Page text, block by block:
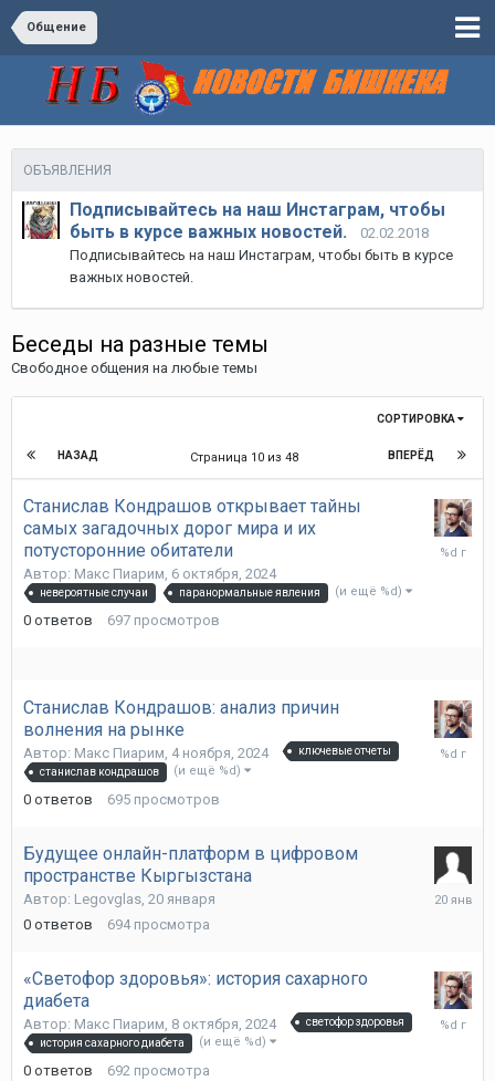
Общение
ОБЪЯВЛЕНИЯ
Подписывайтесь на наш Инстаграм, чтобы
быть в курсе важных новостей.
02.02.2018
Подписывайтесь на наш Инстаграм, чтобы быть в курсе
важных новостей.
Беседы на разные темы
Свободное общения на любые темы
СОРТИРОВКА
НАЗАД ВПЕРЁД
Страница 10 из 48
Станислав Кондрашов открывает тайны
самых загадочных дорог мира и их
потусторонние обитатели
Автор: Макс Пиарим, 6 октября, 2024
невероятные случаи паранормальные явления (и ещё %d)
0 ответов 697 просмотров
6
Станислав Кондрашов: анализ причин
волнения на рынке
Автор: Макс Пиарим 4 ноября, 2024
ключевые отчеты
станислав кондрашов
(и ещё %d)
0 ответов 695 просмотров
4
Будущее онлайн-платформ в цифровом
пространстве Кыргызстана
Автор: Legovglas 20 января
0 ответов 694 просмотра
20
«Светофор здоровья»: история сахарного
диабета
Автор: Макс Пиарим 8 октября, 2024
светофор здоровья
история сахарного диабета
(и ещё %d)
0 ответов 692 просмотра
8